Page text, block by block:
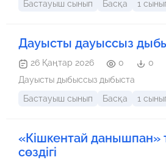
Бастауыш сынып
Басқа 1
Дауысты дауыссыз
26 Қаңтар 2026 0
0
Дауысты дыбыссыз дыбыста
Бастауыш сынып
Басқа 1
«Кішкентай данышпан»
сөздігі